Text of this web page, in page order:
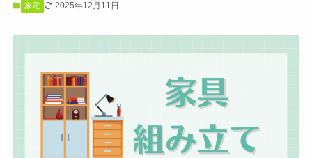
家電 2025年12月11日